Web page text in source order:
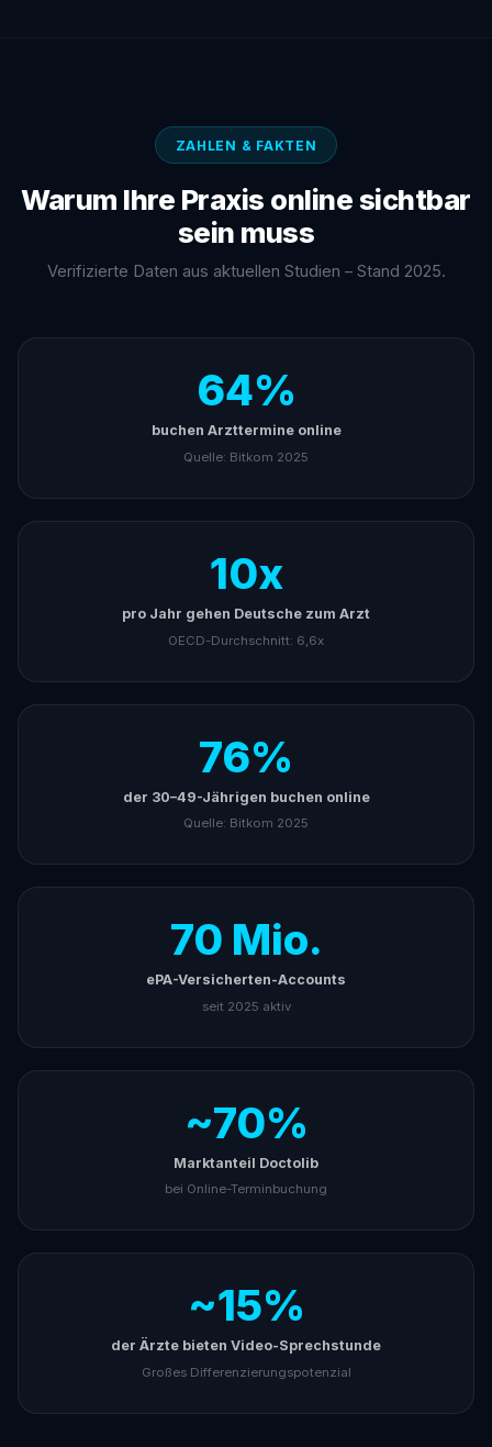
ZAHLEN & FAKTEN
Warum Ihre Praxis online sichtbar
sein muss
Verifizierte Daten aus aktuellen Studien – Stand 2025.
64%
buchen Arzttermine online
Quelle: Bitkom 2025
10x
pro Jahr gehen Deutsche zum Arzt
OECD-Durchschnitt: 6,6x
76%
der 30–49-Jährigen buchen online
Quelle: Bitkom 2025
70 Mio.
ePA-Versicherten-Accounts
seit 2025 aktiv
~70%
Marktanteil Doctolib
bei Online-Terminbuchung
~15%
der Ärzte bieten Video-Sprechstunde
Großes Differenzierungspotenzial